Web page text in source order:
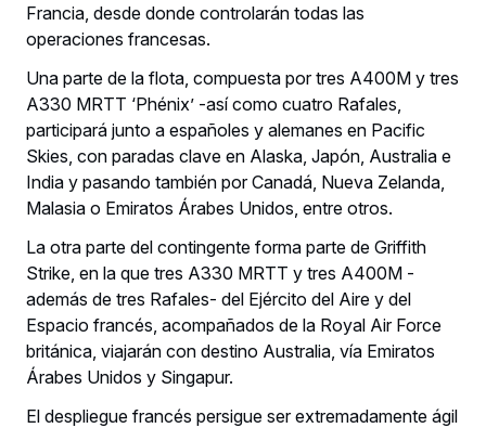
Francia, desde donde controlarán todas las
operaciones francesas.
Una parte de la flota, compuesta por tres A400M y tres
A330 MRTT ‘Phénix’ -así como cuatro Rafales,
participará junto a españoles y alemanes en Pacific
Skies, con paradas clave en Alaska, Japón, Australia e
India y pasando también por Canadá, Nueva Zelanda,
Malasia o Emiratos Árabes Unidos, entre otros.
La otra parte del contingente forma parte de Griffith
Strike, en la que tres A330 MRTT y tres A400M -
además de tres Rafales- del Ejército del Aire y del
Espacio francés, acompañados de la Royal Air Force
británica, viajarán con destino Australia, vía Emiratos
Árabes Unidos y Singapur.
El despliegue francés persigue ser extremadamente ágil